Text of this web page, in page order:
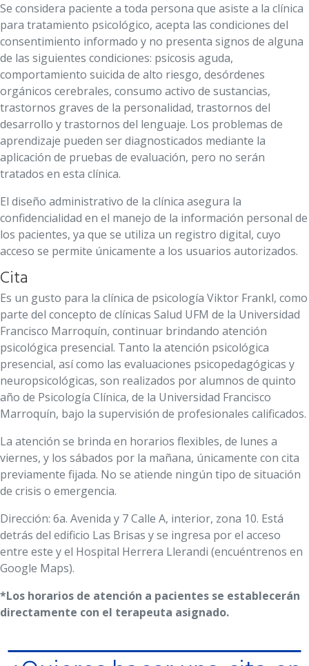
Se considera paciente a toda persona que asiste a la clínica
para tratamiento psicológico, acepta las condiciones del
consentimiento informado y no presenta signos de alguna
de las siguientes condiciones: psicosis aguda,
comportamiento suicida de alto riesgo, desórdenes
orgánicos cerebrales, consumo activo de sustancias,
trastornos graves de la personalidad, trastornos del
desarrollo y trastornos del lenguaje. Los problemas de
aprendizaje pueden ser diagnosticados mediante la
aplicación de pruebas de evaluación, pero no serán
tratados en esta clínica.
El diseño administrativo de la clínica asegura la
confidencialidad en el manejo de la información personal de
los pacientes, ya que se utiliza un registro digital, cuyo
acceso se permite únicamente a los usuarios autorizados.
Cita
Es un gusto para la clínica de psicología Viktor Frankl, como
parte del concepto de clínicas Salud UFM de la Universidad
Francisco Marroquín, continuar brindando atención
psicológica presencial. Tanto la atención psicológica
presencial, así como las evaluaciones psicopedagógicas y
neuropsicológicas, son realizados por alumnos de quinto
año de Psicología Clínica, de la Universidad Francisco
Marroquín, bajo la supervisión de profesionales calificados.
La atención se brinda en horarios flexibles, de lunes a
viernes, y los sábados por la mañana, únicamente con cita
previamente fijada. No se atiende ningún tipo de situación
de crisis o emergencia.
Dirección: 6a. Avenida y 7 Calle A, interior, zona 10. Está
detrás del edificio Las Brisas y se ingresa por el acceso
entre este y el Hospital Herrera Llerandi (encuéntrenos en
Google Maps).
*Los horarios de atención a pacientes se establecerán
directamente con el terapeuta asignado.